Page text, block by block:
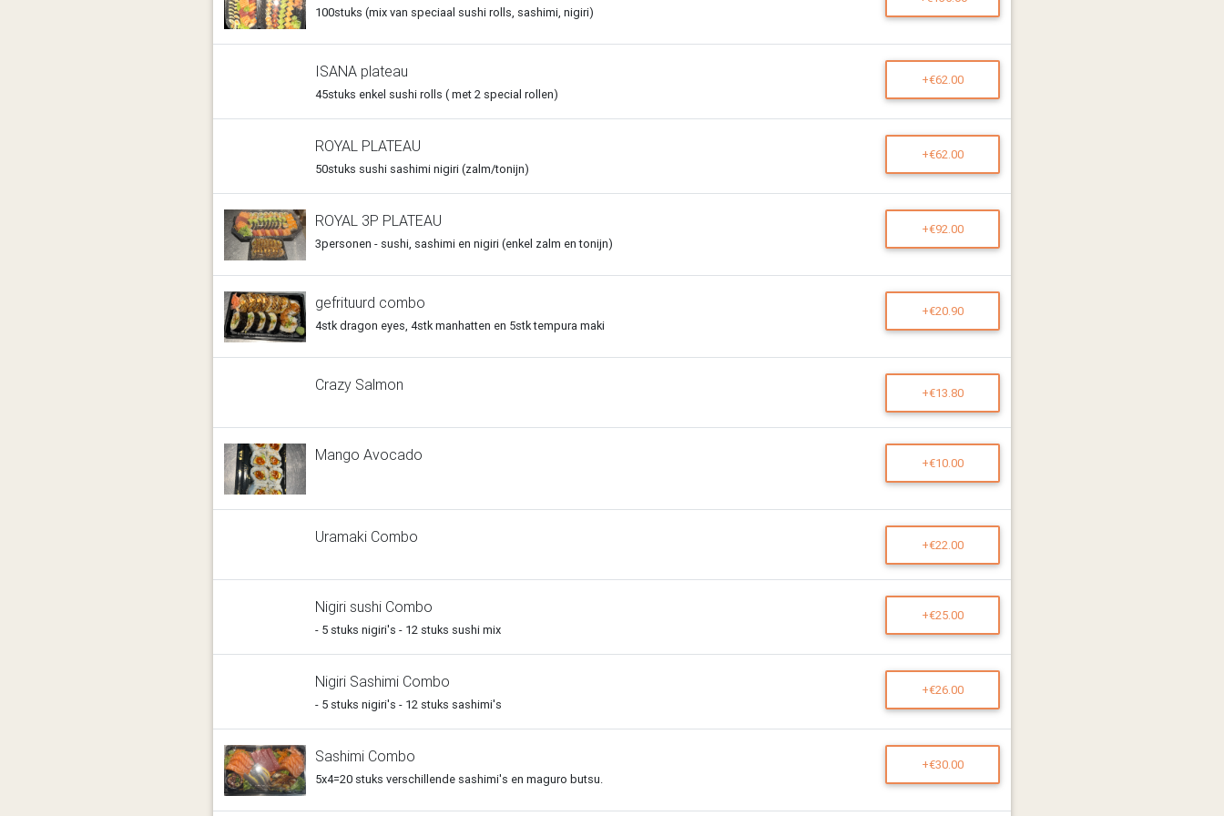
100stuks (mix van speciaal sushi rolls, sashimi, nigiri)
ISANA plateau
45stuks enkel sushi rolls ( met 2 special rollen)
+€62.00
ROYAL PLATEAU
50stuks sushi sashimi nigiri (zalm/tonijn)
+€62.00
ROYAL 3P PLATEAU
3personen - sushi, sashimi en nigiri (enkel zalm en tonijn)
+€92.00
gefrituurd combo
4stk dragon eyes, 4stk manhatten en 5stk tempura maki
+€20.90
Crazy Salmon +€13.80
Mango Avocado +€10.00
Uramaki Combo +€22.00
Nigiri sushi Combo
- 5 stuks nigiri's - 12 stuks sushi mix
+€25.00
Nigiri Sashimi Combo
- 5 stuks nigiri's - 12 stuks sashimi's
+€26.00
Sashimi Combo
5x4=20 stuks verschillende sashimi's en maguro butsu.
+€30.00